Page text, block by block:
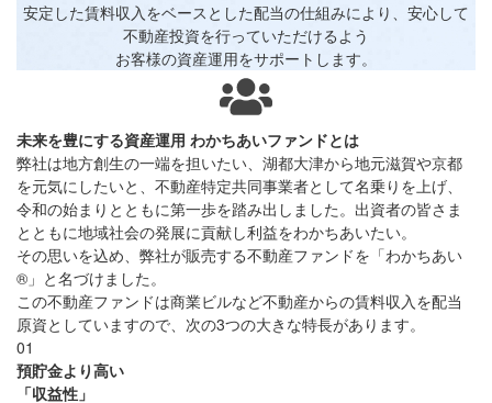
安定した賃料収入をベースとした配当の仕組みにより、安心して
不動産投資を行っていただけるよう
お客様の資産運用をサポートします。
未来を豊にする資産運用 わかちあいファンドとは
弊社は地方創生の一端を担いたい、湖都大津から地元滋賀や京都
を元気にしたいと、不動産特定共同事業者として名乗りを上げ、
令和の始まりとともに第一歩を踏み出しました。出資者の皆さま
とともに地域社会の発展に貢献し利益をわかちあいたい。
その思いを込め、弊社が販売する不動産ファンドを「わかちあい
®」と名づけました。
この不動産ファンドは商業ビルなど不動産からの賃料収入を配当
原資としていますので、次の3つの大きな特長があります。
01
預貯金より高い
「収益性」